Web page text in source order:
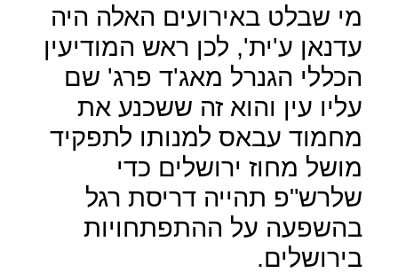
מי שבלט באירועים האלה היה
עדנאן ע'ית', לכן ראש המודיעין
הכללי הגנרל מאג'ד פרג' שם
עליו עין והוא זה ששכנע את
מחמוד עבאס למנותו לתפקיד
מושל מחוז ירושלים כדי
שלרש"פ תהייה דריסת רגל
בהשפעה על ההתפתחויות
בירושלים.